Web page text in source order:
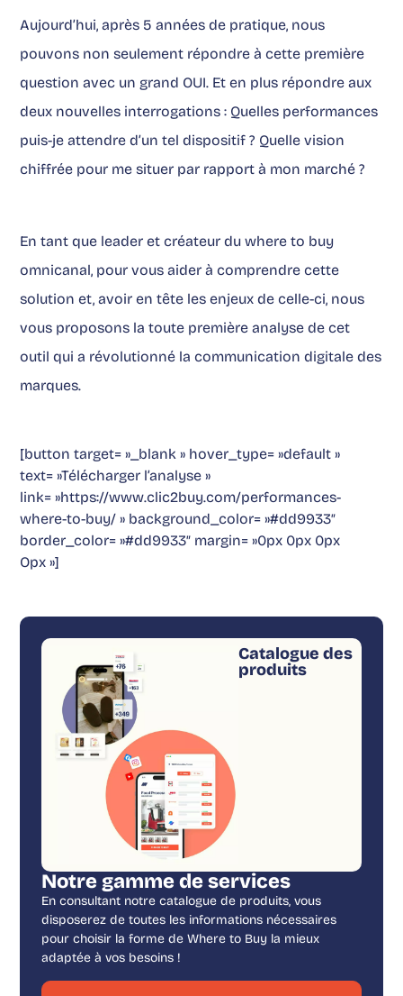
Aujourd’hui, après 5 années de pratique, nous
pouvons non seulement répondre à cette première
question avec un grand OUI. Et en plus répondre aux
deux nouvelles interrogations : Quelles performances
puis-je attendre d’un tel dispositif ? Quelle vision
chiffrée pour me situer par rapport à mon marché ?
En tant que leader et créateur du where to buy
omnicanal, pour vous aider à comprendre cette
solution et, avoir en tête les enjeux de celle-ci, nous
vous proposons la toute première analyse de cet
outil qui a révolutionné la communication digitale des
marques.
[button target= »_blank » hover_type= »default »
text= »Télécharger l’analyse »
link= »https://www.clic2buy.com/performances-
where-to-buy/ » background_color= »#dd9933″
border_color= »#dd9933″ margin= »0px 0px 0px
Opx »]
Catalogue des
produits
Notre gamme de services
En consultant notre catalogue de produits, vous
disposerez de toutes les informations nécessaires
pour choisir la forme de Where to Buy la mieux
adaptée à vos besoins !